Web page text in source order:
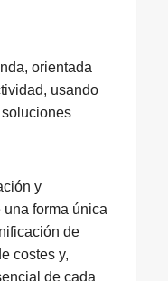
orientada
usando
y
forma única
de
costes y,
de cada